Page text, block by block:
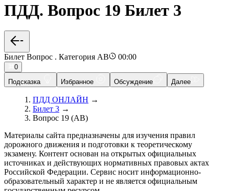
ПДД. Вопрос 19 Билет 3
Билет Вопрос . Категория AB 00:00
0
Подсказка
Избранное Обсуждение Далее
ПДД ОНЛАЙН →
Билет 3 →
Вопрос 19 (AB)
Материалы сайта предназначены для изучения правил
дорожного движения и подготовки к теоретическому
экзамену. Контент основан на открытых официальных
источниках и действующих нормативных правовых актах
Российской Федерации. Сервис носит информационно-
образовательный характер и не является официальным